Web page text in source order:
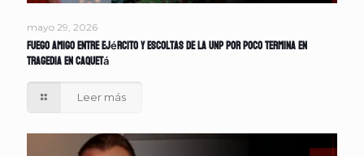
mayo 29, 2026
Fuego amigo entre Ejército y escoltas de la UNP por poco termina en
tragedia en Caquetá
Leer más